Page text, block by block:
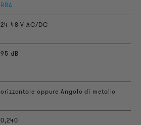
RBA
24-48 V AC/DC
95 dB
orizzontale oppure Angolo di metallo
0,240